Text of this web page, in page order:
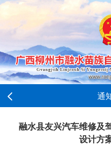
通
融水县友兴汽车维修及
设计方